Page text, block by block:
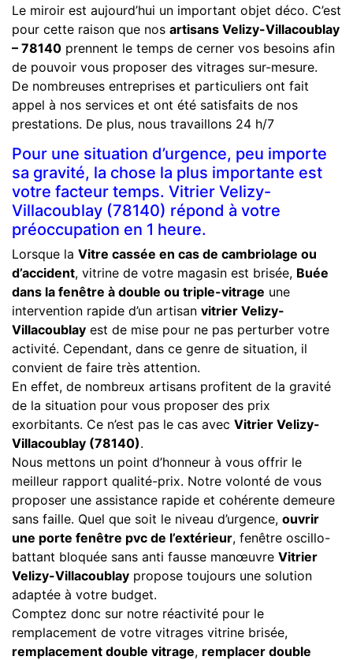
Le miroir est aujourd’hui un important objet déco. C’est
pour cette raison que nos artisans Velizy-Villacoublay
– 78140 prennent le temps de cerner vos besoins afin
de pouvoir vous proposer des vitrages sur-mesure.
De nombreuses entreprises et particuliers ont fait
appel à nos services et ont été satisfaits de nos
prestations. De plus, nous travaillons 24 h/7
Pour une situation d’urgence, peu importe
sa gravité, la chose la plus importante est
votre facteur temps. Vitrier Velizy-
Villacoublay (78140) répond à votre
préoccupation en 1 heure.
Lorsque la Vitre cassée en cas de cambriolage ou
d’accident, vitrine de votre magasin est brisée, Buée
dans la fenêtre à double ou triple-vitrage une
intervention rapide d’un artisan vitrier Velizy-
Villacoublay est de mise pour ne pas perturber votre
activité. Cependant, dans ce genre de situation, il
convient de faire très attention.
En effet, de nombreux artisans profitent de la gravité
de la situation pour vous proposer des prix
exorbitants. Ce n’est pas le cas avec Vitrier Velizy-
Villacoublay (78140).
Nous mettons un point d’honneur à vous offrir le
meilleur rapport qualité-prix. Notre volonté de vous
proposer une assistance rapide et cohérente demeure
sans faille. Quel que soit le niveau d’urgence, ouvrir
une porte fenêtre pvc de l’extérieur, fenêtre oscillo-
battant bloquée sans anti fausse manœuvre Vitrier
Velizy-Villacoublay propose toujours une solution
adaptée à votre budget.
Comptez donc sur notre réactivité pour le
remplacement de votre vitrages vitrine brisée,
remplacement double vitrage, remplacer double